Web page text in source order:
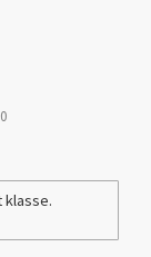
klasse.